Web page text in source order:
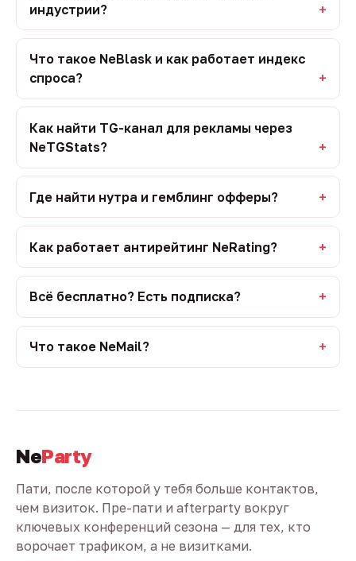
индустрии?
Что такое NeBlask и как работает индекс
спроса?
Как найти TG-канал для рекламы через
NeTGStats?
Где найти нутра и гемблинг офферы?
Как работает антирейтинг NeRating?
Всё бесплатно? Есть подписка?
Что такое NeMail?
NeParty
Пати, после которой у тебя больше контактов,
чем визиток. Пре-пати и afterparty вокруг
ключевых конференций сезона — для тех, кто
ворочает трафиком, а не визитками.